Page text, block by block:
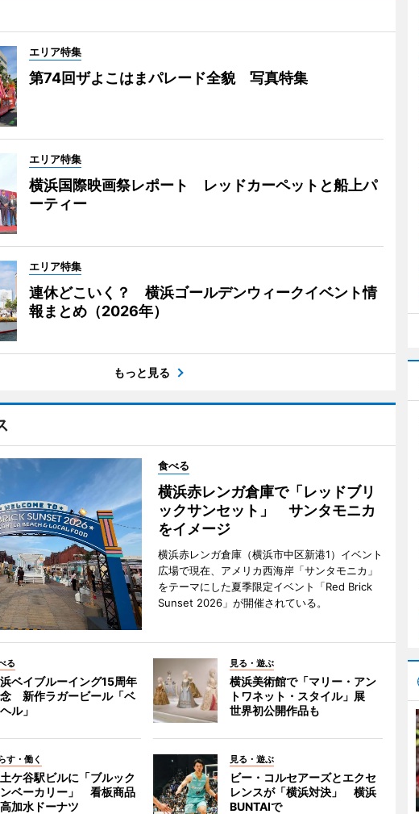
エリア特集
第74回ザよこはまパレード全貌 写真特集
エリア特集
横浜国際映画祭レポート レッドカーペットと船上パ
ーティー
エリア特集
連休どこいく？ 横浜ゴールデンウィークイベント情
報まとめ（2026年）
もっと見る
食べる
横浜赤レンガ倉庫で「レッドブリ
ックサンセット」 サンタモニカ
をイメージ
横浜赤レンガ倉庫（横浜市中区新港1）イベント
広場で現在、アメリカ西海岸「サンタモニカ」
をテーマにした夏季限定イベント「Red Brick
Sunset 2026」が開催されている。
る
ベイブルーイング15周年
新作ラガービール「ベ
ル」
見る・遊ぶ
横浜美術館で「マリー・アン
トワネット・スタイル」展
世界初公開作品も
す・働く
ケ谷駅ビルに「ブルック
ンベーカリー」 看板商品
加水ドーナツ
見る・遊ぶ
ビー・コルセアーズとエクセ
レンスが「横浜対決」 横浜
BUNTAIで